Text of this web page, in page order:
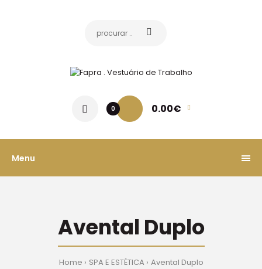
0 0.00€
Menu
Avental Duplo
Home SPA E ESTÉTICA Avental Duplo